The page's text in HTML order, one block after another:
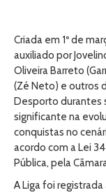
Criada em 1º de
auxiliado por
Oliveira Barreto
(Zé Neto) e outros
Desporto durantes
significante na
conquistas no
acordo com a Lei
Pública, pela
A Liga foi